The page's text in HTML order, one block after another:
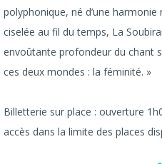
polyphonique, né d’une
ciselée au fil du temps, La
envoûtante profondeur du chant
ces deux mondes : la féminité. »
Billetterie sur place : ouverture
accès dans la limite des places